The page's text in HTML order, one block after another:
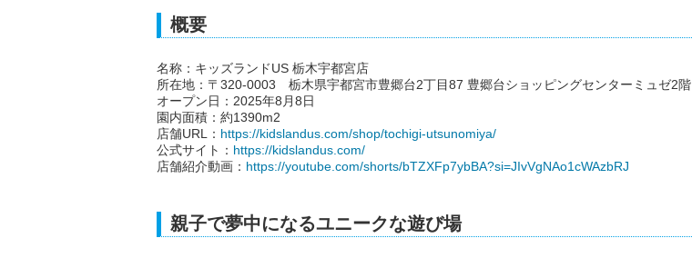
概要
名称：キッズランドUS 栃木宇都宮店
所在地：〒320-0003 栃木県宇都宮市豊郷台2丁目87 豊郷台ショッピングセンターミュゼ2階
オープン日：2025年8月8日
園内面積：約1390m2
店舗URL： https://kidslandus.com/shop/tochigi-utsunomiya/
公式サイト： https://kidslandus.com/
店舗紹介動画： https://youtube.com/shorts/bTZXFp7ybBA?si=JIvVgNAo1cWAzbRJ
親子で夢中になるユニークな遊び場